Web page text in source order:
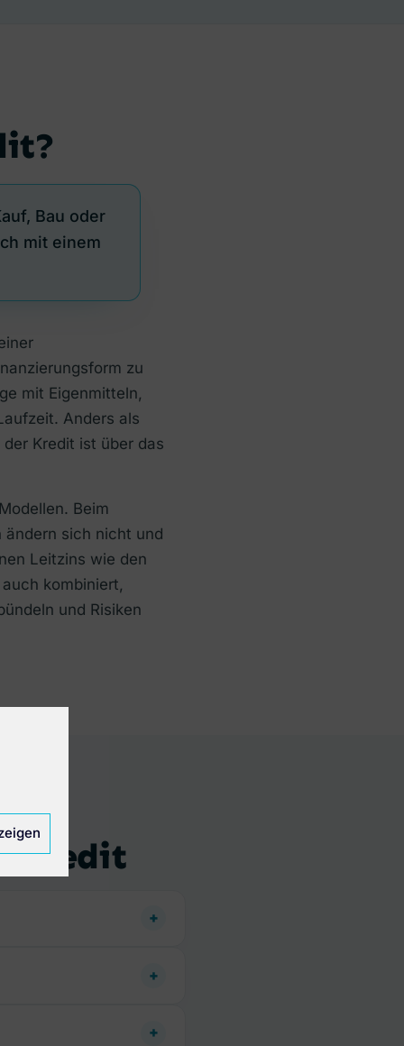
Bau oder
mit einem
zu
mit Eigenmitteln,
Anders als
Kredit ist über das
Beim
sich nicht und
Leitzins wie den
kombiniert,
und Risiken